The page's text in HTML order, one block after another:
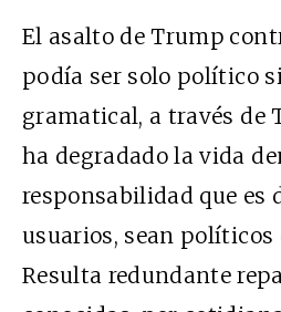
El asalto de Trump
podía ser solo político
gramatical, a través de
ha degradado la vida
responsabilidad que es
usuarios, sean políticos
Resulta redundante